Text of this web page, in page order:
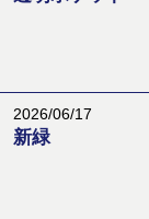
2026/06/17
新緑